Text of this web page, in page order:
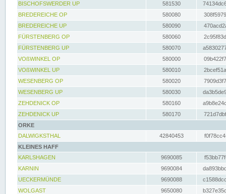
BISCHOFSWERDER UP
581530
BREDEREICHE OP
580080
BREDEREICHE UP
580090
FÜRSTENBERG OP
580060
FÜRSTENBERG UP
580070
VOßWINKEL OP
580000
VOßWINKEL UP
580010
WESENBERG OP
580020
WESENBERG UP
580030
ZEHDENICK OP
580160
ZEHDENICK UP
580170
ORKE
DALWIGKSTHAL
42840453
KLEINES HAFF
KARLSHAGEN
9690085
KARNIN
9690084
UECKERMÜNDE
9690088
WOLGAST
9650080